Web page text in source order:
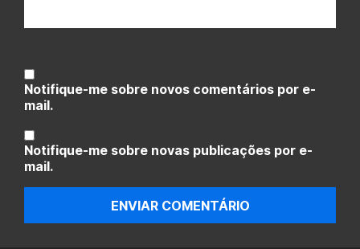
Notifique-me sobre novos comentários por e-
mail.
Notifique-me sobre novas publicações por e-
mail.
ENVIAR COMENTÁRIO